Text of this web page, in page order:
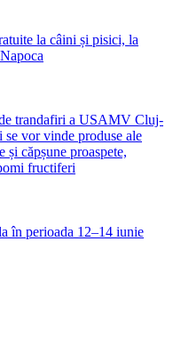
la câini și pisici, la
trandafiri a USAMV Cluj-
vor vinde produse ale
și căpșune proaspete,
fructiferi
în perioada 12–14 iunie